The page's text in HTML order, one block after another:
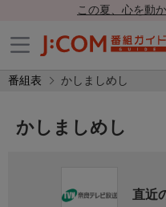
この夏、心を動
番組表 かしましめし
かしましめし
直近